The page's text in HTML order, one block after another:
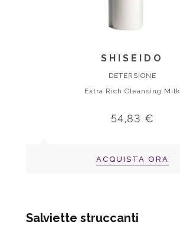
SHISEIDO
DETERSIONE
Extra Rich Cleansing Milk
54,83 €
ACQUISTA ORA
Salviette struccanti